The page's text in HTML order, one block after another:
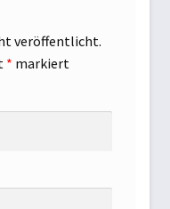
veröffentlicht.
* markiert